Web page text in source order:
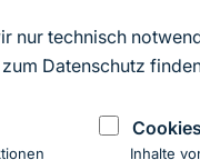
technisch
Datenschutz
Inhalte
der an die EU